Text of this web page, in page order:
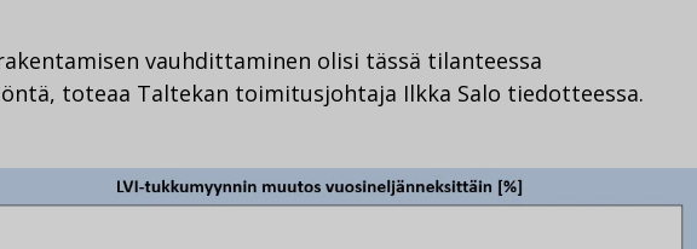
vauhdittaminen olisi tässä tilanteessa
toteaa Taltekan toimitusjohtaja Ilkka Salo tiedotteessa.